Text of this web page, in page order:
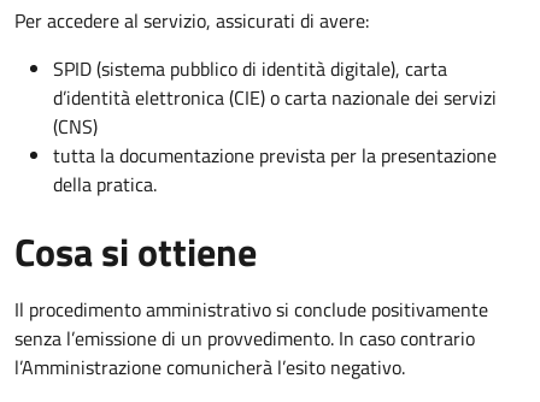
Per accedere al servizio, assicurati di avere:
SPID (sistema pubblico di identità digitale), carta
d’identità elettronica (CIE) o carta nazionale dei servizi
(CNS)
tutta la documentazione prevista per la presentazione
della pratica.
Cosa si ottiene
Il procedimento amministrativo si conclude positivamente
senza l’emissione di un provvedimento. In caso contrario
l’Amministrazione comunicherà l’esito negativo.